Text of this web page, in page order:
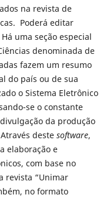
na revista de
Poderá editar
uma seção especial
denominada de
fazem um resumo
do país ou de sua
o Sistema Eletrônico
se o constante
da produção
deste software,
elaboração e
com base no
revista “Unimar
no formato